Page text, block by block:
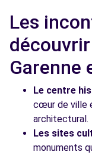
Les
Garenne
Le centre
cœur de ville
architectural.
Les sites
monuments